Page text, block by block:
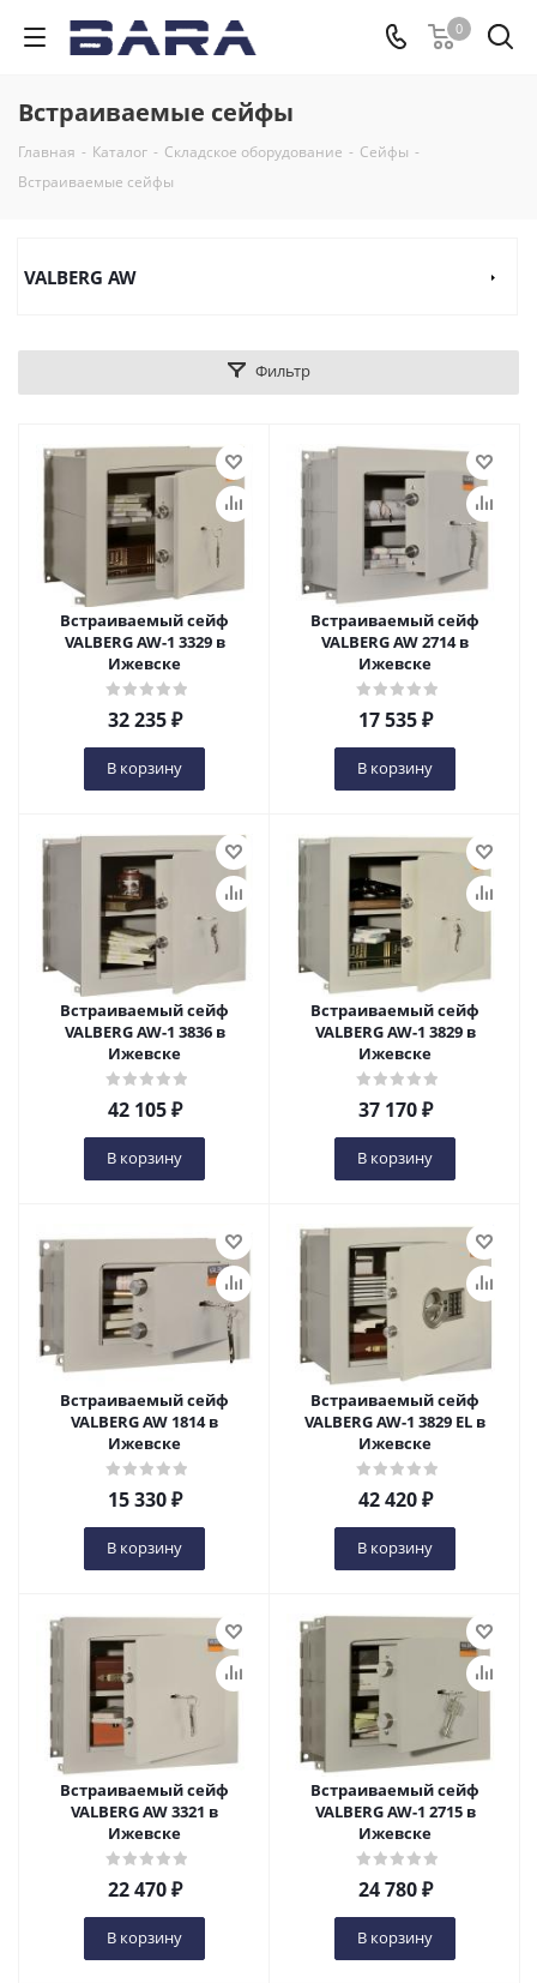
0
Встраиваемые сейфы
Главная - Каталог - Складское оборудование - Сейфы -
Встраиваемые сейфы
VALBERG AW
Фильтр
Встраиваемый сейф
VALBERG AW-1 3329 в
Ижевске
32 235₽
В корзину
Встраиваемый сейф
VALBERG AW 2714 в
Ижевске
17 535₽
В корзину
Встраиваемый сейф
VALBERG AW-1 3836 в
Ижевске
42 105₽
В корзину
Встраиваемый сейф
VALBERG AW-1 3829 в
Ижевске
37 170₽
В корзину
Встраиваемый сейф
VALBERG AW 1814 в
Ижевске
15 330₽
В корзину
Встраиваемый сейф
VALBERG AW-1 3829 EL в
Ижевске
42 420₽
В корзину
Встраиваемый сейф
VALBERG AW 3321 в
Ижевске
22 470₽
В корзину
Встраиваемый сейф
VALBERG AW-1 2715 в
Ижевске
24 780₽
В корзину